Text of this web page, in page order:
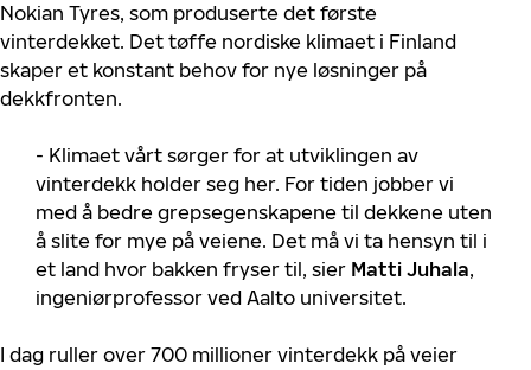
Nokian Tyres, som produserte det første
vinterdekket. Det tøffe nordiske klimaet i Finland
skaper et konstant behov for nye løsninger på
dekkfronten.
- Klimaet vårt sørger for at utviklingen av
vinterdekk holder seg her. For tiden jobber vi
med å bedre grepsegenskapene til dekkene uten
å slite for mye på veiene. Det må vi ta hensyn til i
et land hvor bakken fryser til, sier Matti Juhala,
ingeniørprofessor ved Aalto universitet.
I dag ruller over 700 millioner vinterdekk på veier